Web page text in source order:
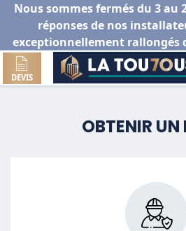
Nous sommes fermés du 3 au
réponses de nos
exceptionnellement rallongés
DEVIS
OBTENIR UN